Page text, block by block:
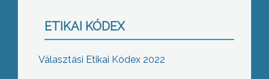
ETIKAI KÓDEX
Választási Etikai Kódex 2022